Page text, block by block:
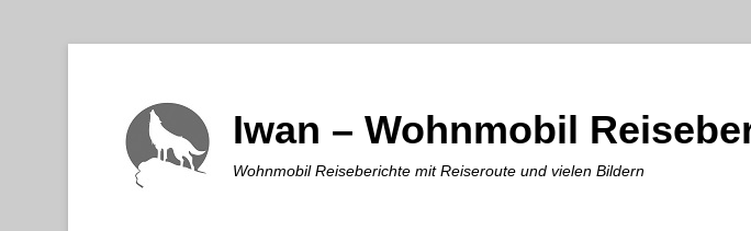
Iwan – Wohnmobil
Wohnmobil Reiseberichte mit Reiseroute und vielen Bildern